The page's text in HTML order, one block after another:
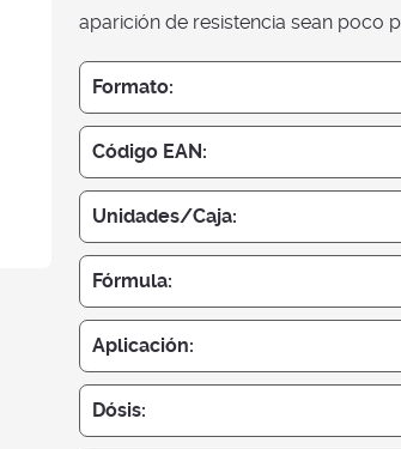
aparición de resistencia sean poco
Formato:
Código EAN:
Unidades/Caja:
Fórmula:
Aplicación:
Dósis: